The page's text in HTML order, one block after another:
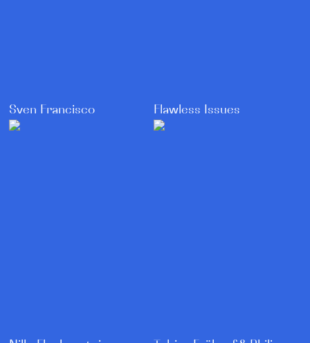
Sven Francisco Flawless Issues